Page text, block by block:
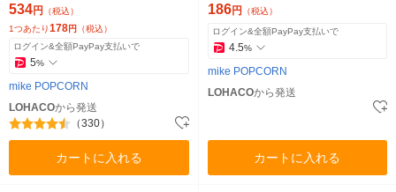
534円 （税込）
1つあたり178円 （税込）
ログイン&全額PayPay支払いで
5%
mike POPCORN
LOHACOから発送
（330）
カートに入れる
186円 （税込）
ログイン&全額PayPay支払いで
4.5%
mike POPCORN
LOHACOから発送
カートに入れる